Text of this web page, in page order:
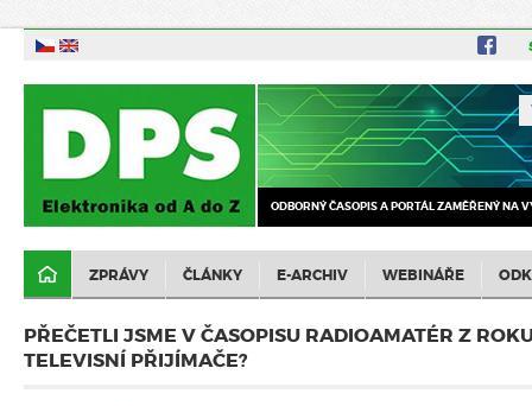
ODBORNÝ ČASOPIS A PORTÁL ZAMĚŘENÝ NA
ZPRÁVY ČLÁNKY E-ARCHIV WEBINÁŘE
PŘEČETLI JSME V ČASOPISU RADIOAMATÉR Z
TELEVISNÍ PŘIJÍMAČE?